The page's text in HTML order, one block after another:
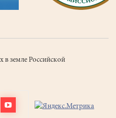
в земле Российской